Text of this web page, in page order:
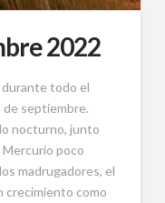
2022
todo el
de septiembre.
nocturno, junto
poco
madrugadores, el
crecimiento como